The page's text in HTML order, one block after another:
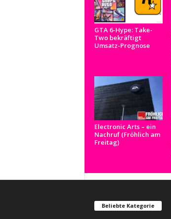
GTA 6-Hype: Take-
Two bekräftigt
Umsatz-Prognose
Electronic Arts – ein
Nachruf (Fröhlich am
Freitag)
Beliebte Kategorie